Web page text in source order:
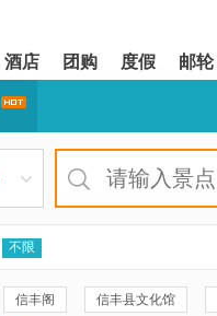
酒店 团购 度假 邮轮
不限
信丰阁 信丰县文化馆